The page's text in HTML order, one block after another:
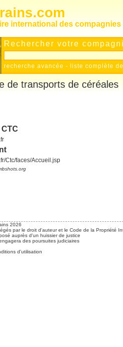
international des
Rechercher votre
recherche avancée - liste complète
de transports de céréales
Ctc/faces/Accueil.jsp
2026
par le droit d'auteur et le Code de la Propriété
auprès d'un huissier de justice
des poursuites judiciaires
d'utilisation